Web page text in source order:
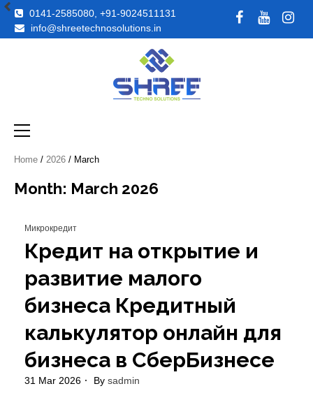
Skip
content
0141-2585080, +91-9024511131
info@shreetechnosolutions.in
Facebook
YouTube
Menu
Home / 2026 / March
Month: March 2026
Микрокредит
Кредит на открытие и
развитие малого
бизнеса Кредитный
калькулятор онлайн для
бизнеса в СберБизнесе
31 Mar 2026 By sadmin